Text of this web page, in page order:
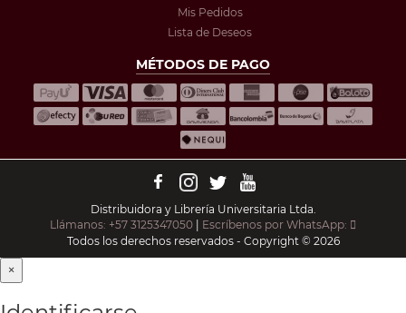
Mis Pedidos
Lista de Deseos
MÉTODOS DE PAGO
Distribuidora y Librería Universitaria Ltda.
Llámanos: +57 3125347050 | Escríbenos por WhatsApp:
Todos los derechos reservados - Copyright © 2026
×